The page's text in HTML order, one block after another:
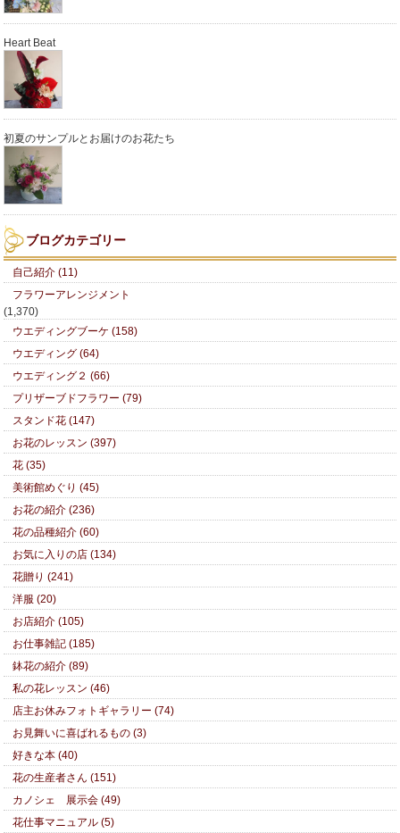
Heart Beat
初夏のサンプルとお届けのお花たち
ブログカテゴリー
自己紹介 (11)
フラワーアレンジメント
(1,370)
ウエディングブーケ (158)
ウエディング (64)
ウエディング２ (66)
プリザーブドフラワー (79)
スタンド花 (147)
お花のレッスン (397)
花 (35)
美術館めぐり (45)
お花の紹介 (236)
花の品種紹介 (60)
お気に入りの店 (134)
花贈り (241)
洋服 (20)
お店紹介 (105)
お仕事雑記 (185)
鉢花の紹介 (89)
私の花レッスン (46)
店主お休みフォトギャラリー (74)
お見舞いに喜ばれるもの (3)
好きな本 (40)
花の生産者さん (151)
カノシェ 展示会 (49)
花仕事マニュアル (5)